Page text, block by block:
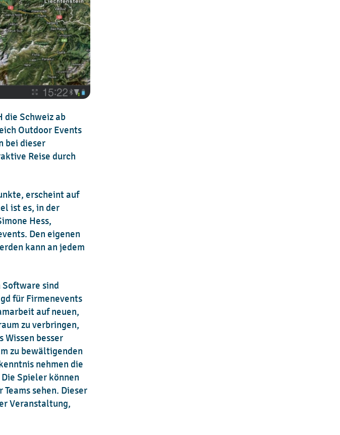
die Schweiz ab
Outdoor Events
bei dieser
Reise durch
erscheint auf
ist es, in der
Hess,
Den eigenen
kann an jedem
sind
für Firmenevents
auf neuen,
zu verbringen,
Wissen besser
zu bewältigenden
nehmen die
Spieler können
sehen. Dieser
Veranstaltung,
QUESTION?